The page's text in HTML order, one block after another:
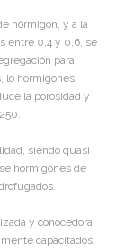
hórmigon, y a la
entre 0,4 y 0,6, se
para
lo hormigones
la porosidad y
siendo quasi
hormigones de
y conocedora
capacitados